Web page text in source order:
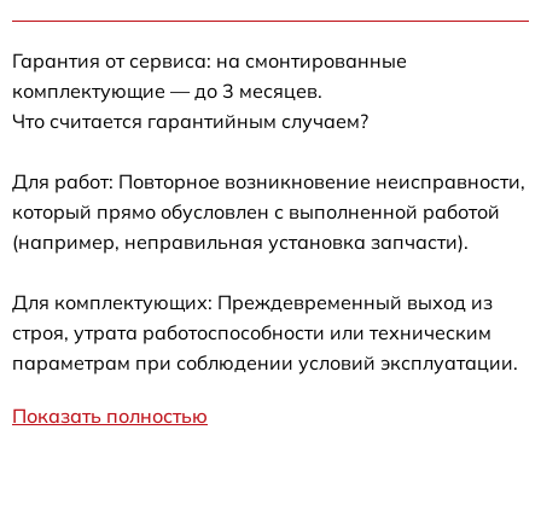
Гарантия от сервиса: на смонтированные
комплектующие — до 3 месяцев.
Что считается гарантийным случаем?
Для работ: Повторное возникновение неисправности,
который прямо обусловлен с выполненной работой
(например, неправильная установка запчасти).
Для комплектующих: Преждевременный выход из
строя, утрата работоспособности или техническим
параметрам при соблюдении условий эксплуатации.
Показать полностью